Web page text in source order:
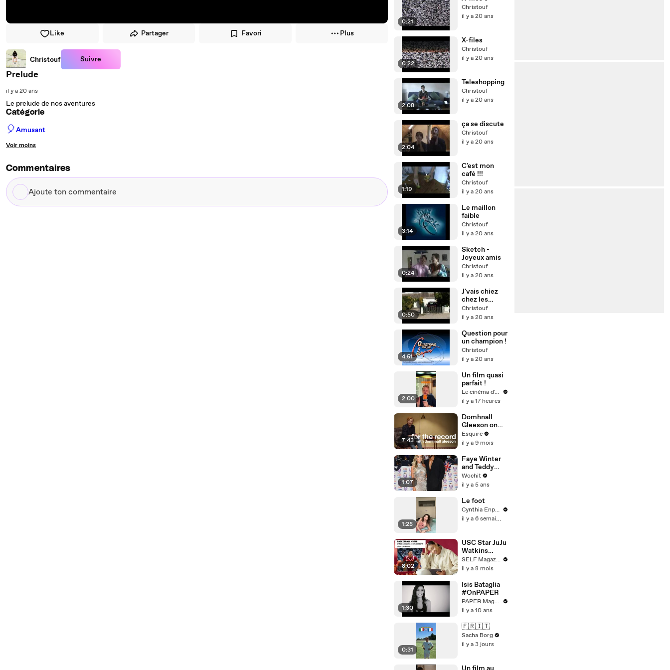
Like Partager Favori Plus
Christouf Suivre
Prelude
il y a 20 ans
Le prelude de nos aventures
Catégorie
🎈Amusant
Voir moins
Commentaires
Ajoute
ton
0:21
Christouf
il y a 20 ans
0:22
X-files
Christouf
il y a 20 ans
2:08
Teleshopping
Christouf
il y a 20 ans
2:04
ça se discute
Christouf
il y a 20 ans
1:19
C'est mon
café !!!
Christouf
il y a 20 ans
3:14
Le maillon
faible
Christouf
il y a 20 ans
0:24
Sketch -
Joyeux amis
Christouf
il y a 20 ans
0:50
J'vais chiez
chez les
voisins
Christouf
il y a 20 ans
4:51
Question pour
un champion !
Christouf
il y a 20 ans
2:00
Un film quasi
parfait !
Le cinéma d'Amaury
il y a 17 heures
7:43
Domhnall
Gleeson on
Harry Potter,
Star Wars,
and The Paper
| For the
Record |
Esquire
Esquire
il y a 9 mois
1:07
Faye Winter
and Teddy
Soares’ new
house is
huge
Wochit
il y a 5 ans
1:25
Le foot
Cynthia Enparle
il y a 6 semaines
8:02
USC Star JuJu
Watkins
Debunks
Every
Myth
SELF Magazine
il y a 8 mois
1:30
Isis Bataglia
#OnPAPER
PAPER Magazine
il y a 10 ans
0:31
🇫🇷🇮🇹
Sacha Borg
il y a 3 jours